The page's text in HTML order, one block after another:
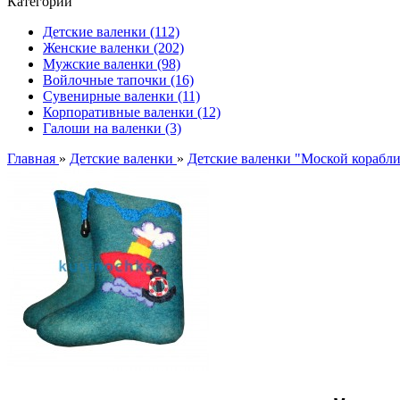
Детские валенки (112)
Женские валенки (202)
Мужские валенки (98)
Войлочные тапочки (16)
Сувенирные валенки (11)
Корпоративные валенки (12)
Галоши на валенки (3)
Главная » Детские валенки » Детские валенки "Моской